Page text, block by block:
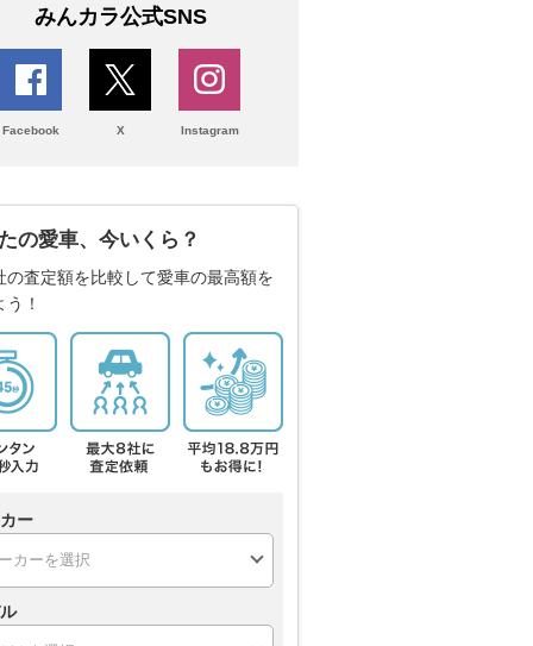
みんカラ公式SNS
Facebook X Instagram
の愛車、今いくら？
の査定額を比較して愛車の最高額を
！
ー